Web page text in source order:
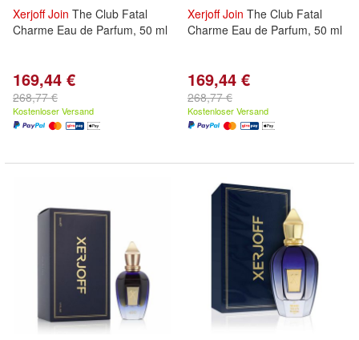
Xerjoff Join The Club Fatal
Charme Eau de Parfum, 50 ml
169,44 €
268,77 €
Kostenloser Versand
Xerjoff Join The Club Fatal
Charme Eau de Parfum, 50 ml
169,44 €
268,77 €
Kostenloser Versand